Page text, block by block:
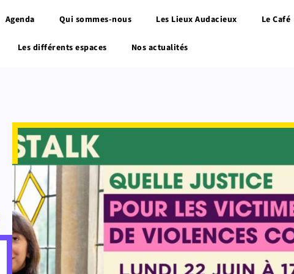
Agenda Qui sommes-nous Les Lieux Audacieux Le Café
Les différents espaces Nos actualités